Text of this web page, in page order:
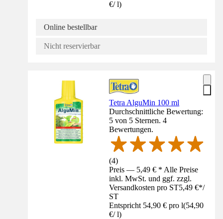
€/ l)
Online bestellbar
Nicht reservierbar
Tetra AlguMin 100 ml
Durchschnittliche Bewertung:
5 von 5 Sternen. 4
Bewertungen.
(4)
Preis — 5,49 € * Alle Preise
inkl. MwSt. und ggf. zzgl.
Versandkosten pro ST5,49 €*/
ST
Entspricht 54,90 € pro l(54,90
€/ l)